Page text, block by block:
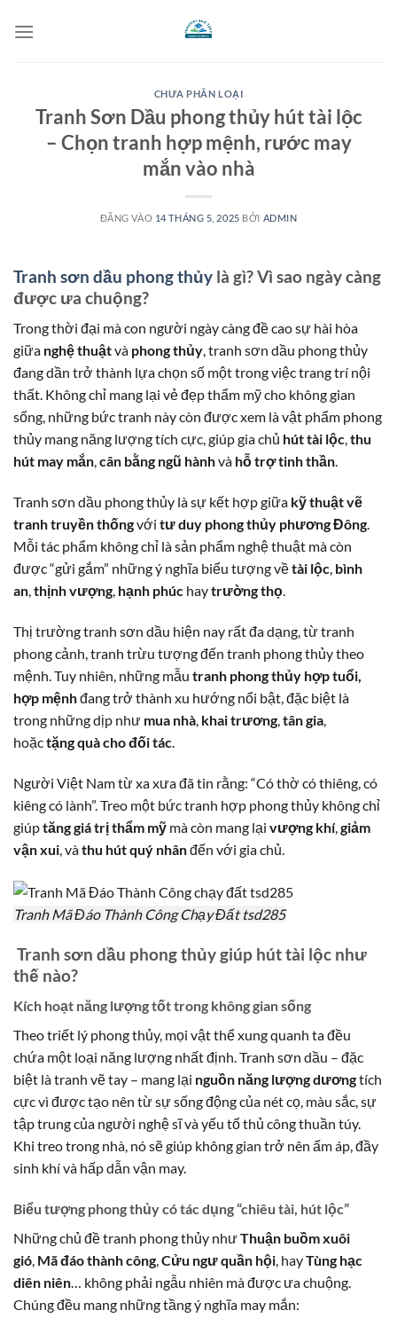
qua
CHƯA PHÂN LOẠI
Tranh Sơn Dầu phong thủy hút tài lộc
– Chọn tranh hợp mệnh, rước may
mắn vào nhà
ĐĂNG VÀO 14 THÁNG 5, 2025 BỞI ADMIN
Tranh sơn dầu phong thủy là gì? Vì sao ngày càng
được ưa chuộng?
Trong thời đại mà con người ngày càng đề cao sự hài hòa
giữa nghệ thuậtvà phong thủy, tranh sơn dầu phong thủy
đang dần trở thành lựa chọn số một trong việc trang trí nội
thất. Không chỉ mang lại vẻ đẹp thẩm mỹ cho không gian
sống, những bức tranh này còn được xem là vật phẩm phong
thủy mang năng lượng tích cực, giúp gia chủ hút tài lộc,thu
hút may mắn,cân bằng ngũ hànhvà hỗ trợ tinh thần.
Tranh sơn dầu phong thủy là sự kết hợp giữa kỹ thuật vẽ
tranh truyền thốngvới tư duy phong thủy phương Đông.
Mỗi tác phẩm không chỉ là sản phẩm nghệ thuật mà còn
được “gửi gắm” những ý nghĩa biểu tượng vềtài lộc, bình
an,thịnh vượng, hạnh phúc haytrường thọ.
Thị trường tranh sơn dầu hiện nay rất đa dạng, từ tranh
phong cảnh, tranh trừu tượng đến tranh phong thủy theo
mệnh. Tuy nhiên, những mẫu tranh phong thủy hợp tuổi,
hợp mệnhđang trở thành xu hướng nổi bật, đặc biệt là
trong những dịp như mua nhà khai trương tân gia
hoặctặng quà cho đối tác
Người Việt Nam từ xa xưa đã tin rằng: “Có thờ có thiêng, có
kiêng có lành”. Treo một bức tranh hợp phong thủy không chỉ
giúptăng giá trị thẩm mỹ mà còn mang lại vượng khí giảm
vận xui , vàthu hút quý nhânđến với gia chủ.
Tranh Mã Đáo Thành Công Chạy Đất tsd285
Tranh sơn dầu phong thủy giúp hút tài lộc như
thế nào?
Kích hoạt năng lượng tốt trong không gian sống
Theo triết lý phong thủy, mọi vật thể xung quanh ta đều
chứa một loại năng lượng nhất định. Tranh sơn dầu – đặc
biệt là tranh vẽ tay – mang lại nguồn năng lượng dươngtích
cực vì được tạo nên từ sự sống động của nét cọ, màu sắc, sự
tập trung của người nghệ sĩ và yếu tố thủ công thuần túy.
Khi treo trong nhà, nó sẽ giúp không gian trở nên ấm áp, đầy
sinh khí và hấp dẫn vận may.
Biểu tượng phong thủy có tác dụng “chiêu tài, hút lộc”
Những chủ đề tranh phong thủy nhưThuận buồm xuôi
gió, Mã đáo thành công,Cửu ngư quần hội, hayTùng hạc
diên niên… không phải ngẫu nhiên mà được ưa chuộng.
Chúng đều mang những tầng ý nghĩa may mắn: